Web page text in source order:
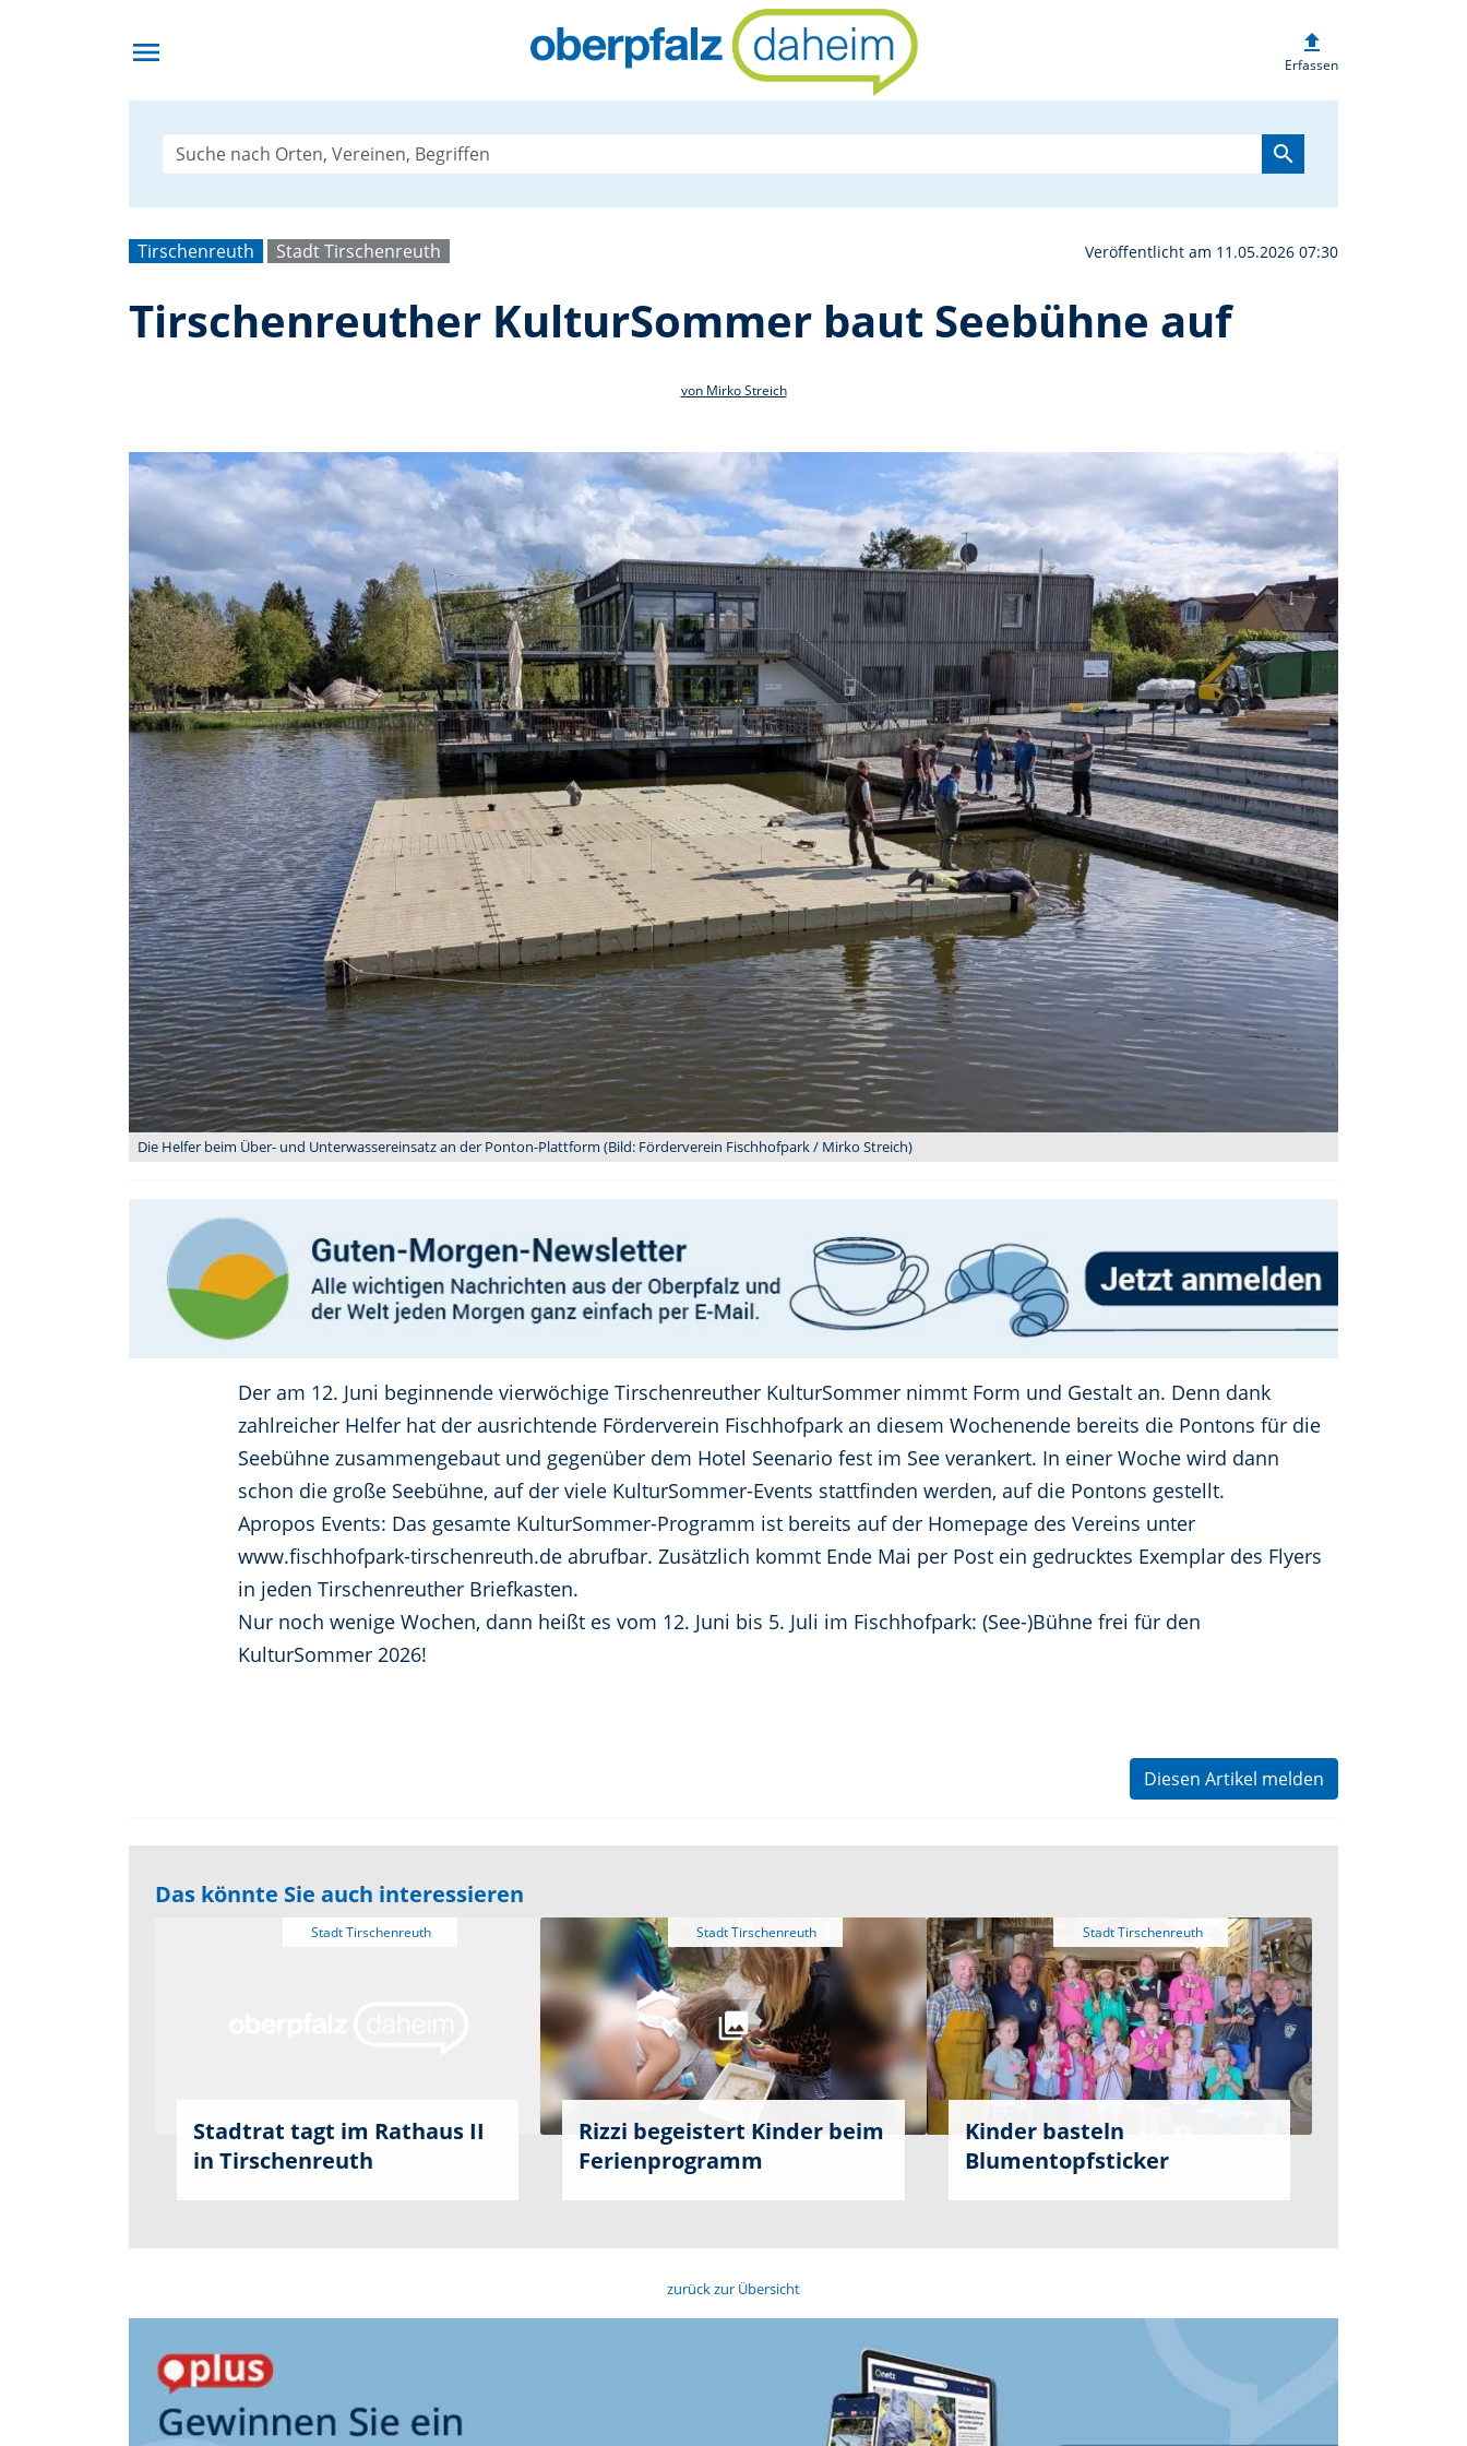
menu Tirschenreuther KulturSommer
upload
Erfassen
search
Tirschenreuth Stadt Tirschenreuth Veröffentlicht am 11.05.2026 07:30
Tirschenreuther KulturSommer baut Seebühne auf
von Mirko Streich
Die Helfer beim Über- und Unterwassereinsatz an der Ponton-Plattform (Bild: Förderverein Fischhofpark / Mirko Streich)
Der am 12. Juni beginnende vierwöchige Tirschenreuther KulturSommer nimmt Form und Gestalt an. Denn dank
zahlreicher Helfer hat der ausrichtende Förderverein Fischhofpark an diesem Wochenende bereits die Pontons für die
Seebühne zusammengebaut und gegenüber dem Hotel Seenario fest im See verankert. In einer Woche wird dann
schon die große Seebühne, auf der viele KulturSommer-Events stattfinden werden, auf die Pontons gestellt.
Apropos Events: Das gesamte KulturSommer-Programm ist bereits auf der Homepage des Vereins unter
www.fischhofpark-tirschenreuth.de abrufbar. Zusätzlich kommt Ende Mai per Post ein gedrucktes Exemplar des Flyers
in jeden Tirschenreuther Briefkasten.
Nur noch wenige Wochen, dann heißt es vom 12. Juni bis 5. Juli im Fischhofpark: (See-)Bühne frei für den
KulturSommer 2026!
Diesen Artikel melden
Das könnte Sie auch interessieren
Stadtrat tagt im Rathaus II
in Tirschenreuth
Rizzi begeistert Kinder beim
Ferienprogramm
Stadt Tirschenreuth
Kinder basteln
Blumentopfsticker
zurück zur Übersicht